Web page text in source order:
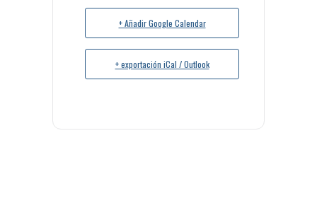
+ Añadir Google Calendar
+ exportación iCal / Outlook